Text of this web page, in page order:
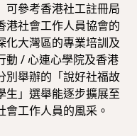
可參考香港社工註冊局
港社會工作人員協會的
化大灣區的專業培訓及
動 / 心連心學院及香港
別舉辦的「說好社福故
生」選舉能逐步擴展至
工作人員的風采。